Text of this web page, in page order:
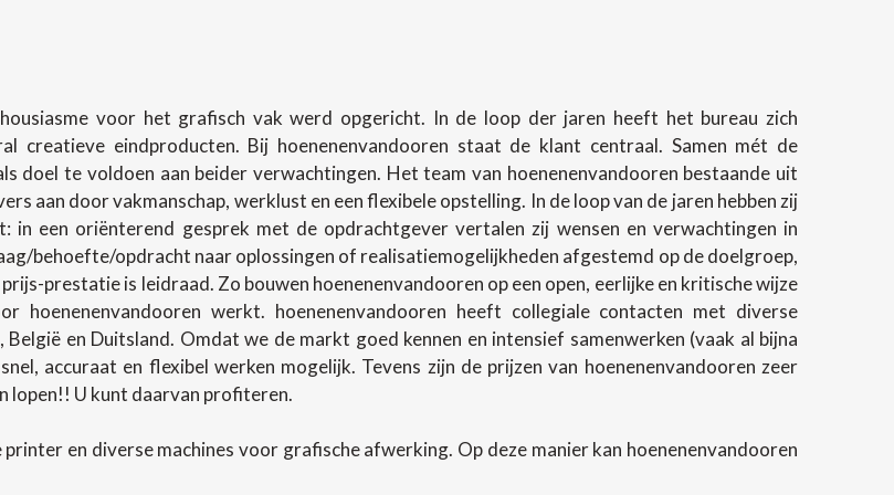
voor het grafisch vak werd opgericht. In de loop der jaren heeft het bureau zich
creatieve eindproducten. Bij hoenenenvandooren staat de klant centraal. Samen mét de
doel te voldoen aan beider verwachtingen. Het team van hoenenenvandooren bestaande uit
aan door vakmanschap, werklust en een flexibele opstelling. In de loop van de jaren hebben zij
een oriënterend gesprek met de opdrachtgever vertalen zij wensen en verwachtingen in
behoefte/opdracht naar oplossingen of realisatiemogelijkheden afgestemd op de doelgroep,
prestatie is leidraad. Zo bouwen hoenenenvandooren op een open, eerlijke en kritische wijze
werkt. hoenenenvandooren heeft collegiale contacten met diverse
en Duitsland. Omdat we de markt goed kennen en intensief samenwerken (vaak al bijna
accuraat en flexibel werken mogelijk. Tevens zijn de prijzen van hoenenenvandooren zeer
lopen!! U kunt daarvan profiteren.
en diverse machines voor grafische afwerking. Op deze manier kan hoenenenvandooren